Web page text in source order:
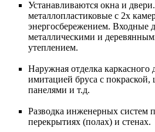
Устанавливаются окна и
металлопластиковые с 2х
энергосбережением. Входные
металлическими и
утеплением.
Наружная отделка каркасного
имитацией бруса с
панелями и т.д.
Разводка инженерных систем
перекрытиях (полах) и стенах.